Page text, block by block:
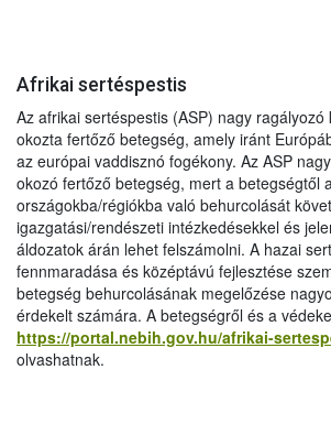
Afrikai sertéspestis
Az afrikai sertéspestis (ASP) nagy
okozta fertőző betegség, amely iránt
az európai vaddisznó fogékony. Az ASP
okozó fertőző betegség, mert a betegségtől
országokba/régiókba való behurcolását
igazgatási/rendészeti intézkedésekkel és
áldozatok árán lehet felszámolni. A hazai
fennmaradása és középtávú fejlesztése
betegség behurcolásának megelőzése
érdekelt számára. A betegségről és a
https://portal.nebih.gov.hu/afrikai-
olvashatnak.